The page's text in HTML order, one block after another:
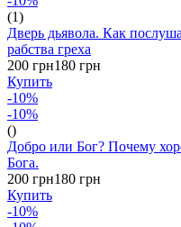
(1)
Дверь дьявола. Как
рабства греха
200 грн180 грн
Купить
-10%
-10%
()
Добро или Бог? Почему
Бога.
200 грн180 грн
Купить
-10%